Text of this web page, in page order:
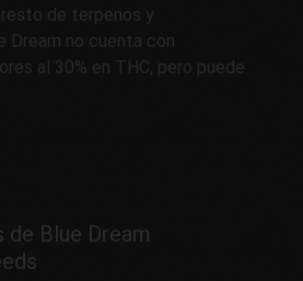
de terpenos y
Dream no cuenta con
al 30% en THC, pero puede
Blue Dream